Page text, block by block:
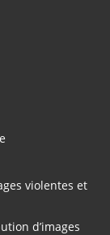
violentes et
d’images